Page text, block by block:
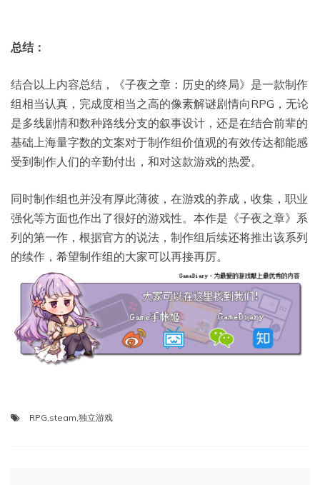
总结：
结合以上内容总结，《子夜之章：历史的终局》是一款制作
组相当认真，完成度相当之高的像素解谜剧情向RPG，无论
是多线剧情和数种路线分支的叙事设计，还是在结合前辈的
基础上海量字数的文案对于制作组价值观的有效传达都能感
受到制作人们的辛勤付出，和对这款游戏的热爱。
同时制作组也并没有厚此薄彼，在游戏的养成，收集，职业
强化等方面也作出了很好的游戏性。本作是《子夜之章》系
列的第一作，根据官方的说法，制作组后续还将推出该系列
的续作，希望制作组的大家可以再接再厉。
RPG steam 独立游戏